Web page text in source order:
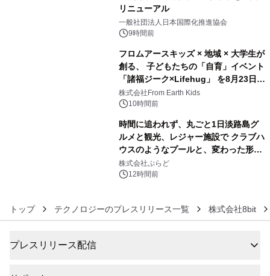
リニューアル
一般社団法人日本国際化推進協会
9時間前
フロムアースキッズ × 地域 × 大学生が
創る、 子どもたちの「自育」イベント
「諸福ジーク×Lifehug」 を8月23日
(日)開催
株式会社From Earth Kids
10時間前
時間に追われず、丸ごと1日淡路島グ
ルメと観光、レジャー施設で クラブハ
ウスのようなプールと、変わった形の
サウナも 「THE BOXY AWAJI」のお
得な素泊まり連泊プランで
株式会社ぷらど
12時間前
トップ テクノロジーのプレスリリース一覧 株式会社8bit
プレスリリース配信